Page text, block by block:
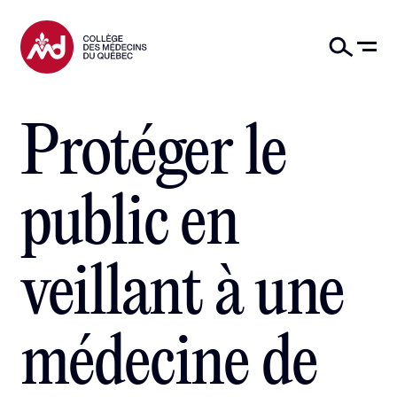
Protéger le
public en
veillant à une
médecine de
Pour le public
Découvrez les différents moyens dont dispose le Collège pour